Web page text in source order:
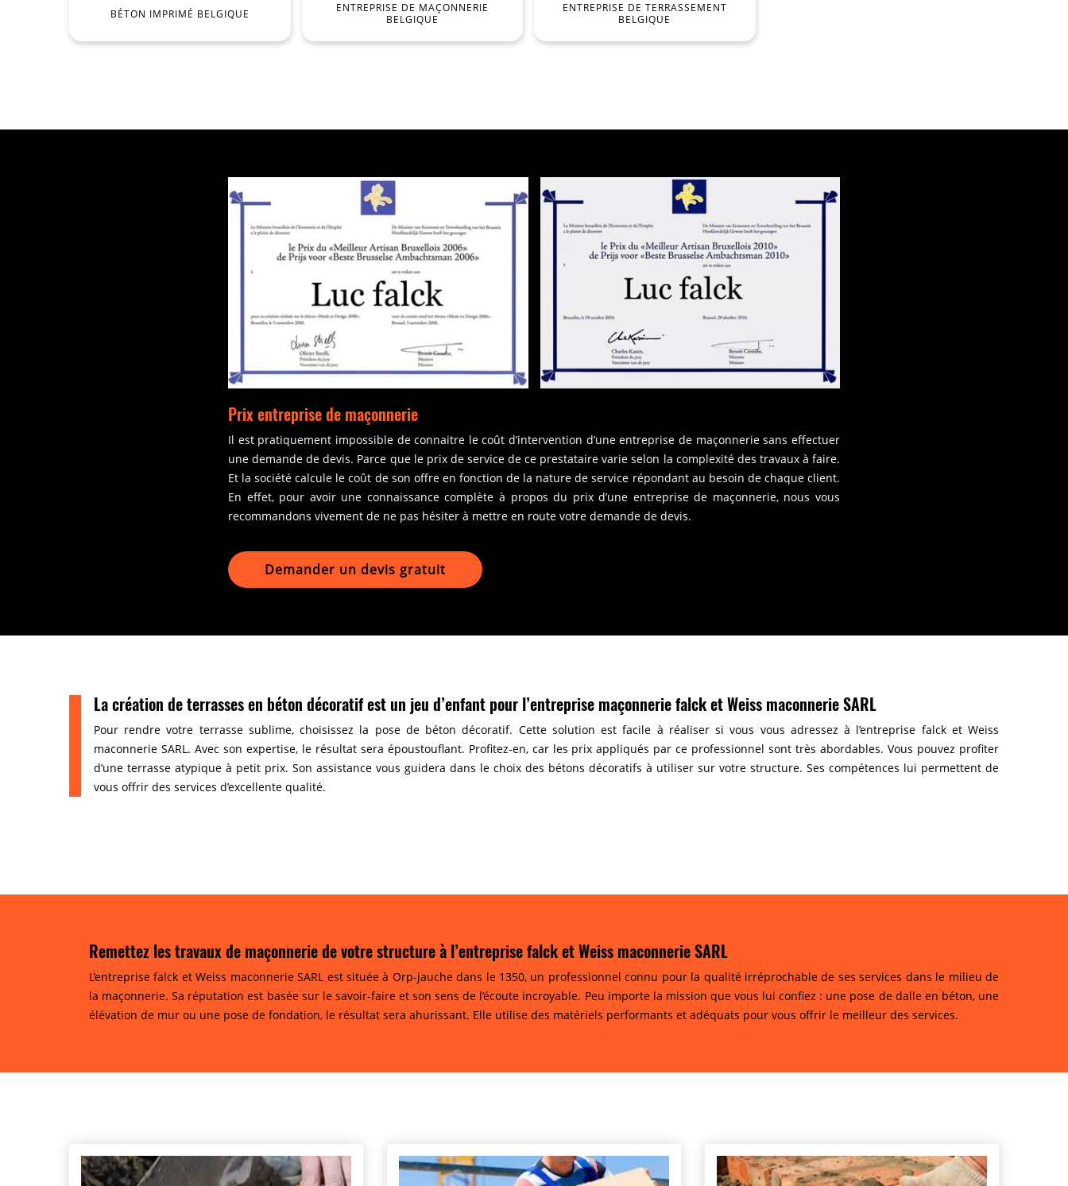
BÉTON IMPRIMÉ BELGIQUE
ENTREPRISE DE MAÇONNERIE
BELGIQUE
ENTREPRISE DE TERRASSEMENT
BELGIQUE
Prix entreprise de maçonnerie
Il est pratiquement impossible de connaitre le coût d’intervention d’une entreprise de maçonnerie sans effectuer
une demande de devis. Parce que le prix de service de ce prestataire varie selon la complexité des travaux à faire.
Et la société calcule le coût de son offre en fonction de la nature de service répondant au besoin de chaque client.
En effet, pour avoir une connaissance complète à propos du prix d’une entreprise de maçonnerie, nous vous
recommandons vivement de ne pas hésiter à mettre en route votre demande de devis.
Demander un devis gratuit
La création de terrasses en béton décoratif est un jeu d’enfant pour l’entreprise maçonnerie falck et Weiss maconnerie SARL
Pour rendre votre terrasse sublime, choisissez la pose de béton décoratif. Cette solution est facile à réaliser si vous vous adressez à l’entreprise falck et Weiss
maconnerie SARL. Avec son expertise, le résultat sera époustouflant. Profitez-en, car les prix appliqués par ce professionnel sont très abordables. Vous pouvez profiter
d’une terrasse atypique à petit prix. Son assistance vous guidera dans le choix des bétons décoratifs à utiliser sur votre structure. Ses compétences lui permettent de
vous offrir des services d’excellente qualité.
Remettez les travaux de maçonnerie de votre structure à l’entreprise falck et Weiss maconnerie SARL
L’entreprise falck et Weiss maconnerie SARL est située à Orp-jauche dans le 1350, un professionnel connu pour la qualité irréprochable de ses services dans le milieu de
la maçonnerie. Sa réputation est basée sur le savoir-faire et son sens de l’écoute incroyable. Peu importe la mission que vous lui confiez : une pose de dalle en béton, une
élévation de mur ou une pose de fondation, le résultat sera ahurissant. Elle utilise des matériels performants et adéquats pour vous offrir le meilleur des services.